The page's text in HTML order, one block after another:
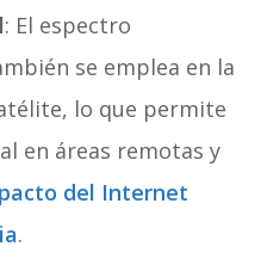
: El espectro
se emplea en la
lo que permite
en áreas remotas y
del Internet
.